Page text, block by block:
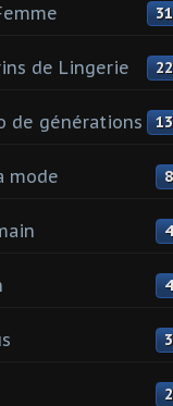
31
de Lingerie 22
de générations 13
mode 8
4
4
3
2